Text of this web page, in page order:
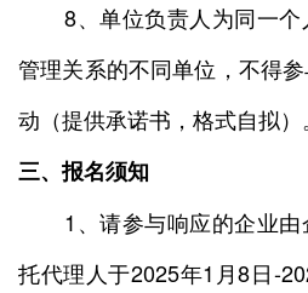
8、单位负责人为同一个
管理关系的不同单位，不得
动（提供承诺书，格式自拟）。
三、报名须知
1、请参与响应的企业由
托代理人于2025年1月8日-